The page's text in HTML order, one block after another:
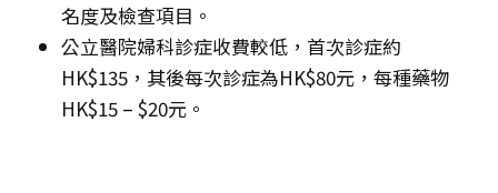
名度及檢查項目。
公立醫院婦科診症收費較低，首次診症約
HK$135，其後每次診症為HK$80元，每種藥物
HK$15 – $20元。